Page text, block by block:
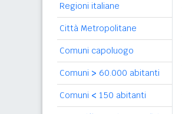
Regioni italiane
Città Metropolitane
Comuni capoluogo
Comuni > 60.000 abitanti
Comuni < 150 abitanti